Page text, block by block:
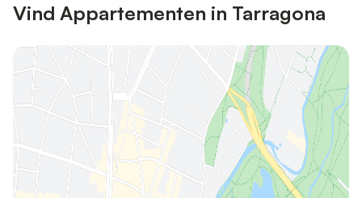
Vind Appartementen in Tarragona